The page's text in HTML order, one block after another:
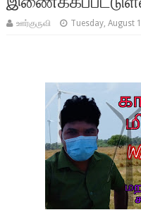
ஊர்குருவி Tuesday, August